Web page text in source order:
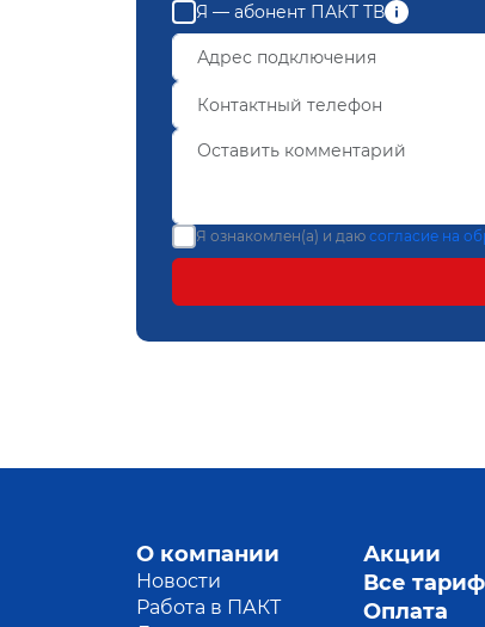
Я — абонент ПАКТ ТВ
Я ознакомлен(а) и даю согласие на
О компании
Новости
Работа в ПАКТ
Акции
Все
Оплата